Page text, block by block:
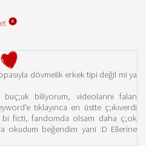
dövmelik erkek tipi değil mi ya
biliyorum, videolarını falan
tıklayınca en üstte ç;ıkıverdi
ficti, fandomda olsam daha ç;ok
okudum beğendim yani :D Ellerine